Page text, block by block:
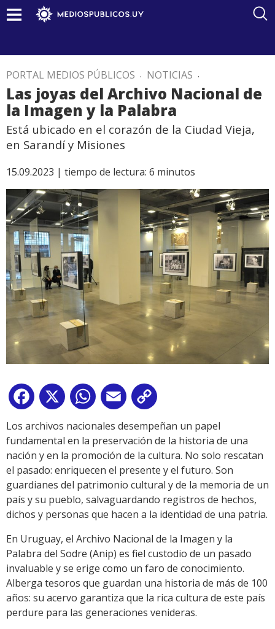
PORTAL MEDIOS PÚBLICOS . NOTICIAS .
Las joyas del Archivo Nacional de
la Imagen y la Palabra
Está ubicado en el corazón de la Ciudad Vieja,
en Sarandí y Misiones
15.09.2023 | tiempo de lectura: 6 minutos
Facebook
X WhatsApp
Email
Link
Los archivos nacionales desempeñan un papel
fundamental en la preservación de la historia de una
nación y en la promoción de la cultura. No solo rescatan
el pasado: enriquecen el presente y el futuro. Son
guardianes del patrimonio cultural y de la memoria de un
país y su pueblo, salvaguardando registros de hechos,
dichos y personas que hacen a la identidad de una patria.
En Uruguay, el Archivo Nacional de la Imagen y la
Palabra del Sodre (Anip) es fiel custodio de un pasado
invaluable y se erige como un faro de conocimiento.
Alberga tesoros que guardan una historia de más de 100
años: su acervo garantiza que la rica cultura de este país
perdure para las generaciones venideras.